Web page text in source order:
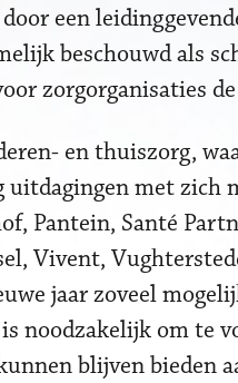
een
beschouwd als
zorgorganisaties
en thuiszorg,
met zich
Pantein, Santé
Vivent,
jaar zoveel
noodzakelijk om te
blijven bieden